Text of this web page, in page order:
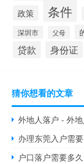
政策 条件
深圳市 父母
贷款 身份证
猜你想看的文章
外地人落户 - 外
办理东莞入户需
户口落户需要多